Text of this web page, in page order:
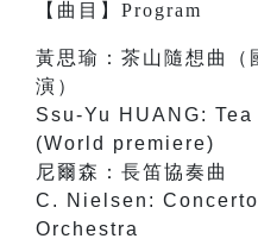
【 曲目 】 Program
黃思瑜：茶山隨想曲（
演）
Ssu-Yu HUANG:
(World premiere)
尼爾森：長笛協奏曲
C. Nielsen:
Orchestra